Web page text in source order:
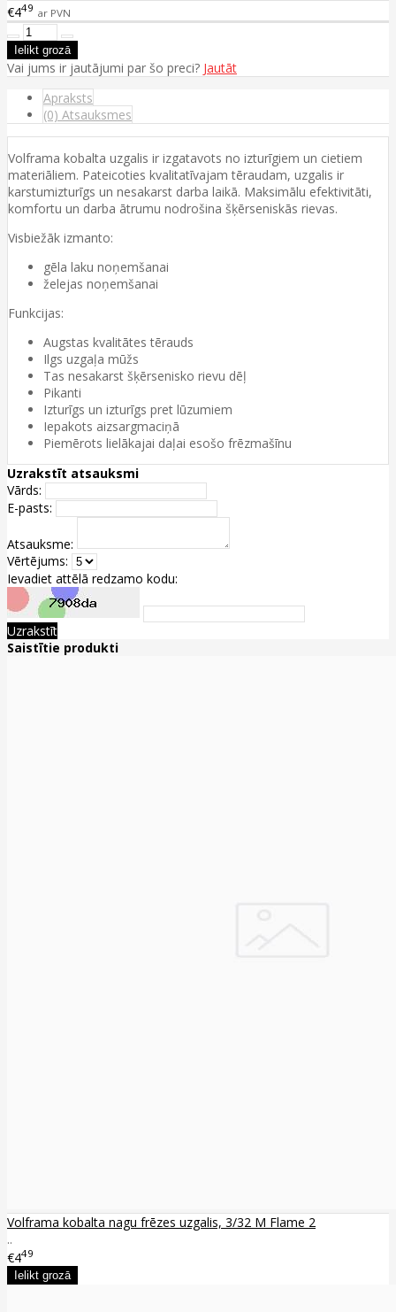
€449 ar PVN
Vai jums ir jautājumi par šo preci? Jautāt
Apraksts
(0) Atsauksmes
Volframa kobalta uzgalis ir izgatavots no izturīgiem un cietiem
materiāliem. Pateicoties kvalitatīvajam tēraudam, uzgalis ir
karstumizturīgs un nesakarst darba laikā. Maksimālu efektivitāti,
komfortu un darba ātrumu nodrošina šķērseniskās rievas.
Visbiežāk izmanto:
gēla laku noņemšanai
želejas noņemšanai
Funkcijas:
Augstas kvalitātes tērauds
Ilgs uzgaļa mūžs
Tas nesakarst šķērsenisko rievu dēļ
Pikanti
Izturīgs un izturīgs pret lūzumiem
Iepakots aizsargmaciņā
Piemērots lielākajai daļai esošo frēzmašīnu
Uzrakstīt atsauksmi
Vārds:
E-pasts:
Atsauksme:
Vērtējums:
Ievadiet attēlā redzamo kodu:
Uzrakstīt
Saistītie produkti
Volframa kobalta nagu frēzes uzgalis, 3/32 M Flame 2
..
€449